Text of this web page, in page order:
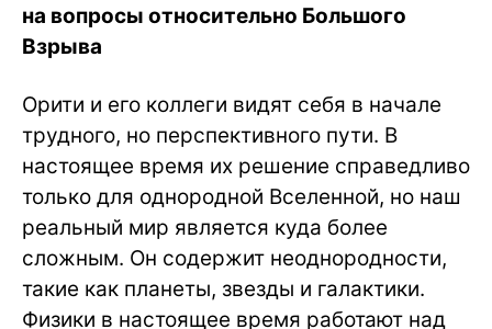
на вопросы относительно Большого
Взрыва
Орити и его коллеги видят себя в начале
трудного, но перспективного пути. В
настоящее время их решение справедливо
только для однородной Вселенной, но наш
реальный мир является куда более
сложным. Он содержит неоднородности,
такие как планеты, звезды и галактики.
Физики в настоящее время работают над